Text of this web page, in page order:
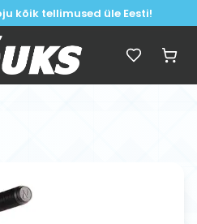
kõik tellimused üle Eesti!